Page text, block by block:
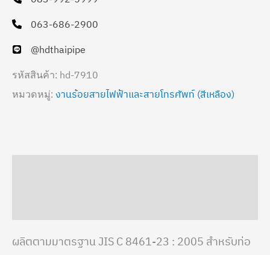
063-686-2900
@hdthaipipe
รหัสสินค้า: hd-7910
หมวดหมู่: งานร้อยสายไฟฟ้าและสายโทรศัพท์ (สีเหลือง)
ผลิตตามมาตรฐาน JIS C 8461-23 : 2005 สำหรับท่อ